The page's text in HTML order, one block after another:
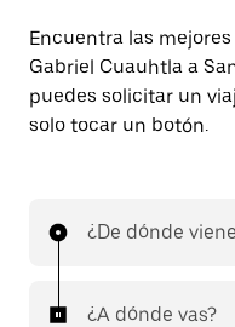
Encuentra las
Gabriel Cuauhtla a
puedes solicitar un
solo tocar un botón.
¿De dónde
¿A dónde vas?